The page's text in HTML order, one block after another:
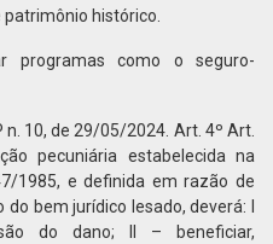
histórico.
programas como o seguro-
n. 10, de 29/05/2024. Art. 4º Art.
pecuniária estabelecida na
1985, e definida em razão de
bem jurídico lesado, deverá: I
do dano; II – beneficiar,